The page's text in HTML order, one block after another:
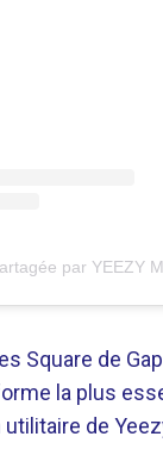
Square de
la plus
de